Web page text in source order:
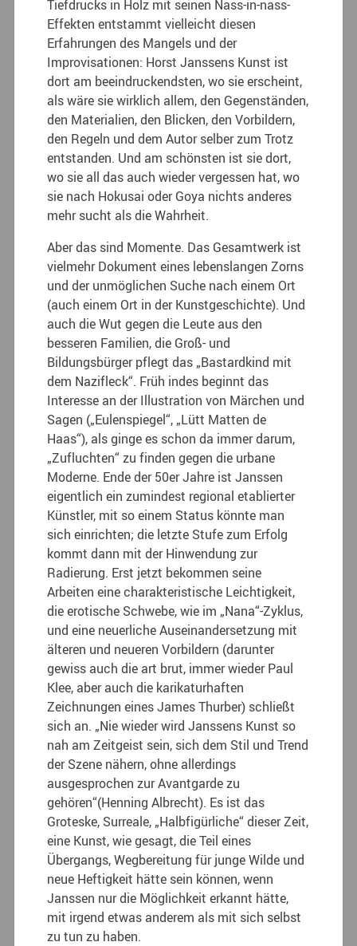
Tiefdrucks in Holz mit seinen Nass-in-nass-
Effekten entstammt vielleicht diesen
Erfahrungen des Mangels und der
Improvisationen: Horst Janssens Kunst ist
dort am beeindruckendsten, wo sie erscheint,
als wäre sie wirklich allem, den Gegenständen,
den Materialien, den Blicken, den Vorbildern,
den Regeln und dem Autor selber zum Trotz
entstanden. Und am schönsten ist sie dort,
wo sie all das auch wieder vergessen hat, wo
sie nach Hokusai oder Goya nichts anderes
mehr sucht als die Wahrheit.
Aber das sind Momente. Das Gesamtwerk ist
vielmehr Dokument eines lebenslangen Zorns
und der unmöglichen Suche nach einem Ort
(auch einem Ort in der Kunstgeschichte). Und
auch die Wut gegen die Leute aus den
besseren Familien, die Groß- und
Bildungsbürger pflegt das „Bastardkind mit
dem Nazifleck“. Früh indes beginnt das
Interesse an der Illustration von Märchen und
Sagen („Eulenspiegel“, „Lütt Matten de
Haas“), als ginge es schon da immer darum,
„Zufluchten“ zu finden gegen die urbane
Moderne. Ende der 50er Jahre ist Janssen
eigentlich ein zumindest regional etablierter
Künstler, mit so einem Status könnte man
sich einrichten; die letzte Stufe zum Erfolg
kommt dann mit der Hinwendung zur
Radierung. Erst jetzt bekommen seine
Arbeiten eine charakteristische Leichtigkeit,
die erotische Schwebe, wie im „Nana“-Zyklus,
und eine neuerliche Auseinandersetzung mit
älteren und neueren Vorbildern (darunter
gewiss auch die art brut, immer wieder Paul
Klee, aber auch die karikaturhaften
Zeichnungen eines James Thurber) schließt
sich an. „Nie wieder wird Janssens Kunst so
nah am Zeitgeist sein, sich dem Stil und Trend
der Szene nähern, ohne allerdings
ausgesprochen zur Avantgarde zu
gehören“(Henning Albrecht). Es ist das
Groteske, Surreale, „Halbfigürliche“ dieser Zeit,
eine Kunst, wie gesagt, die Teil eines
Übergangs, Wegbereitung für junge Wilde und
neue Heftigkeit hätte sein können, wenn
Janssen nur die Möglichkeit erkannt hätte,
mit irgend etwas anderem als mit sich selbst
zu tun zu haben.